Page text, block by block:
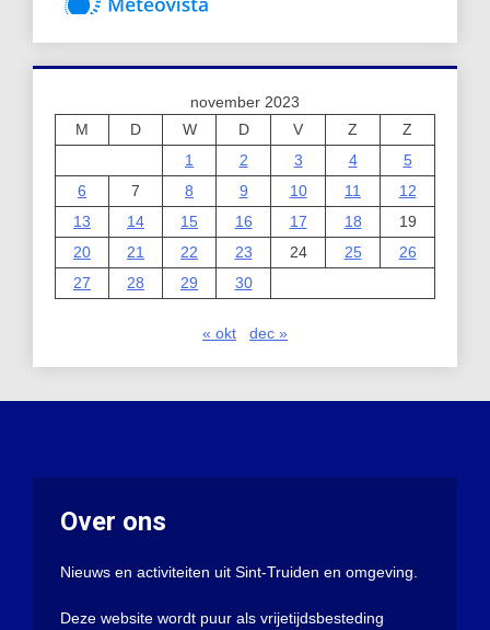
november 2023
M
D W D V Z
Z
1
2 3 4
5
6
7 8 9 10 11
12
13
14 15 16 17 18
19
20
21 22 23 24 25
26
27
28 29 30
« okt dec »
Over ons
Nieuws en activiteiten uit Sint-Truiden en omgeving.
Deze website wordt puur als vrijetijdsbesteding